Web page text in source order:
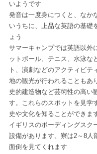
いようです
発音は一度身につくと、なか
いうちに、上品な英語の基礎
ょう
サマーキャンプでは英語以外
ットボール、テニス、水泳な
ト、演劇などのアクティビ
地の観光が行われることもあ
史的建造物など芸術性の高い
す。これらのスポットを見学
史や文化を知ることができま
イギリスのボーディングスク
設備があります。寮は2～8人
面倒を見てくれます